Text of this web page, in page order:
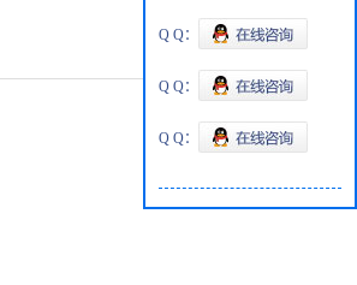
Q Q：
Q Q：
Q Q：